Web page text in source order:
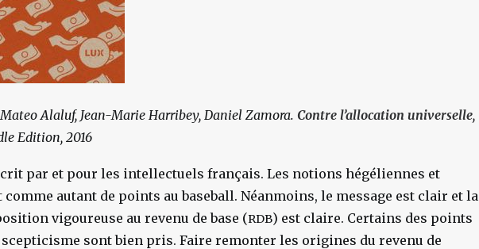
Alaluf, Jean-Marie Harribey, Daniel Zamora. Contre l’allocation universelle,
Edition, 2016
par et pour les intellectuels français. Les notions hégéliennes et
autant de points au baseball. Néanmoins, le message est clair et la
vigoureuse au revenu de base (RDB) est claire. Certains des points
sont bien pris. Faire remonter les origines du revenu de